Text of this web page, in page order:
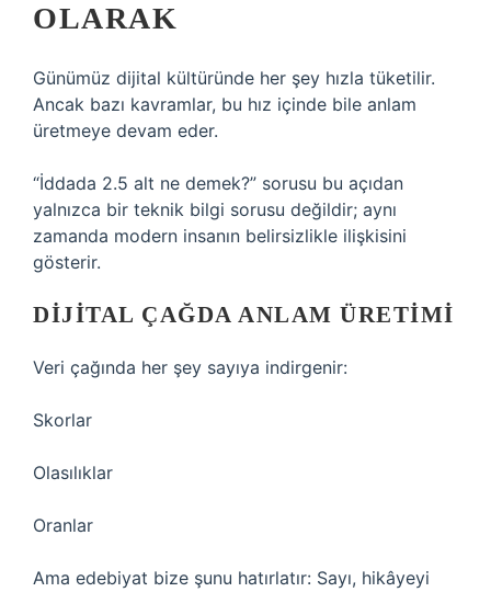
OLARAK
Günümüz dijital kültüründe her şey hızla tüketilir.
Ancak bazı kavramlar, bu hız içinde bile anlam
üretmeye devam eder.
“İddada 2.5 alt ne demek?” sorusu bu açıdan
yalnızca bir teknik bilgi sorusu değildir; aynı
zamanda modern insanın belirsizlikle ilişkisini
gösterir.
DIJITAL ÇAĞDA ANLAM ÜRETIMI
Veri çağında her şey sayıya indirgenir:
Skorlar
Olasılıklar
Oranlar
Ama edebiyat bize şunu hatırlatır: Sayı, hikâyeyi